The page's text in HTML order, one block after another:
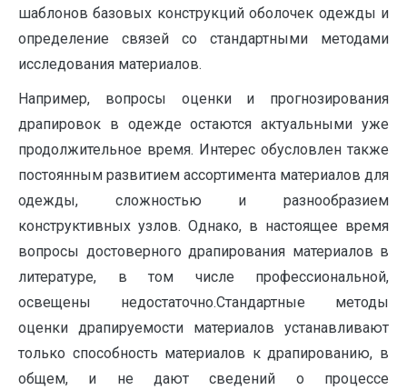
шаблонов базовых конструкций оболочек одежды и
определение связей со стандартными методами
исследования материалов.
Например, вопросы оценки и прогнозирования
драпировок в одежде остаются актуальными уже
продолжительное время. Интерес обусловлен также
постоянным развитием ассортимента материалов для
одежды, сложностью и разнообразием
конструктивных узлов. Однако, в настоящее время
вопросы достоверного драпирования материалов в
литературе, в том числе профессиональной,
освещены недостаточно.Стандартные методы
оценки драпируемости материалов устанавливают
только способность материалов к драпированию, в
общем, и не дают сведений о процессе